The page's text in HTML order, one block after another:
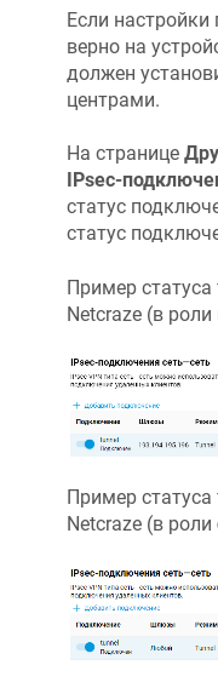
Если
верно на
должен
центрами.
На странице
IPsec-
статус
статус
Пример статуса
Netcraze (в роли
Пример статуса
Netcraze (в роли